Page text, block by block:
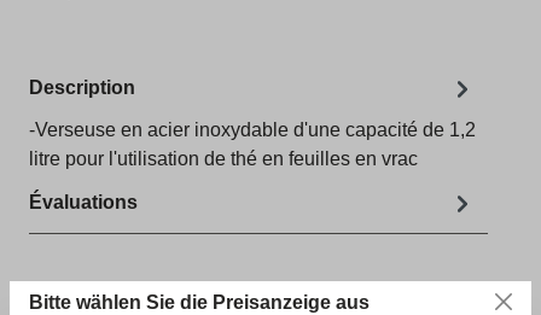
Description
-Verseuse en acier inoxydable d'une capacité de 1,2
litre pour l'utilisation de thé en feuilles en vrac
Évaluations
Sawoaentwickelt einzigartige Samowar, die die
Bitte wählen Sie die Preisanzeige aus